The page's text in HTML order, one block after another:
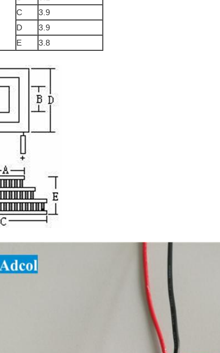
C
3.9
D
3.9
E
3.8